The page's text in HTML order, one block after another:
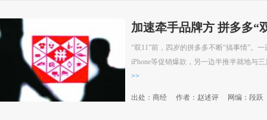
加速牵手品牌方 拼多多“
“双11”前，四岁的拼多多不断“搞事情”。
iPhone等促销爆款，另一边半推半就地与
>>
出处：商经 作者：赵述评 网编：段跃